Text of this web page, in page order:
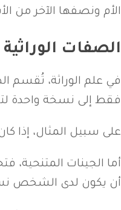
الأم ونصفها الآخر من
الصفات
في علم الوراثة، تُقسم
فقط إلى نسخة واحدة
على سبيل المثال، إذا
أما الجينات
أن يكون لدى الشخص